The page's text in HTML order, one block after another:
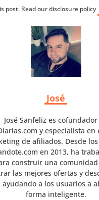
post. Read our disclosure policy
José
José Sanfeliz es
y especialista en
de afiliados. Desde
en 2013, ha
construir una
las mejores ofertas y
ayudando a los usuarios a
forma inteligente.